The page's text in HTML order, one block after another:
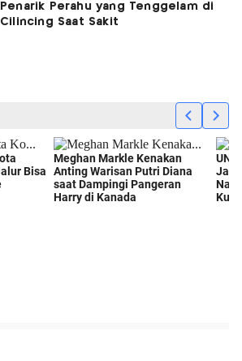
Penarik Perahu yang Tenggelam di
Cilincing Saat Sakit